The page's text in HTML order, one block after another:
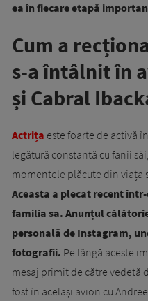
ea în fiecare etapă
Cum a
s-a întâlnit în
și Cabral
Actrița este foarte de activă
legătură constantă cu fanii
momentele plăcute din viața
Aceasta a plecat recent
familia sa. Anunțul
personală de Instagram,
fotografii. Pe lângă aceste
mesaj primit de către vedetă
fost în același avion cu